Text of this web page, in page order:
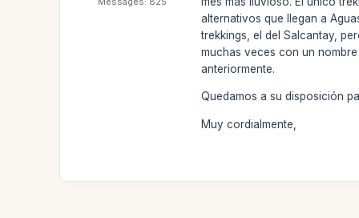
alternativos que llegan a
trekkings, el del Salcantay,
muchas veces con un
anteriormente.
Quedamos a su disposición
Muy cordialmente,